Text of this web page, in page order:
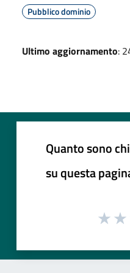
Pubblico dominio
Ultimo aggiornamento:
Quanto sono
su questa